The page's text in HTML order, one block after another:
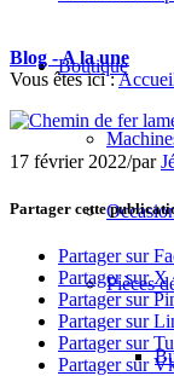
Boutique
Pièces
Blog - A la une
Vous êtes ici :
17 février 2022/par
Partager cette
Partager sur
Partager sur X
Partager sur
Partager sur
Partager sur
Partager sur